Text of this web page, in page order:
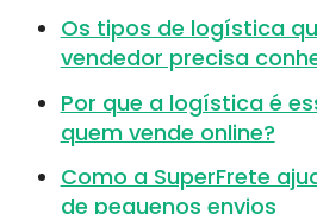
Os tipos de logística
vendedor precisa
Por que a logística é
quem vende online?
Como a SuperFrete
de pequenos envios